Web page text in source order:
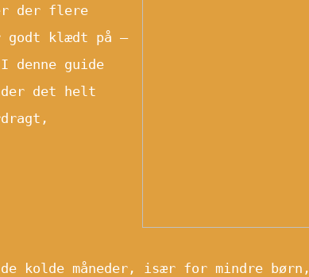
der flere
klædt på –
denne guide
det helt
kolde måneder, især for mindre